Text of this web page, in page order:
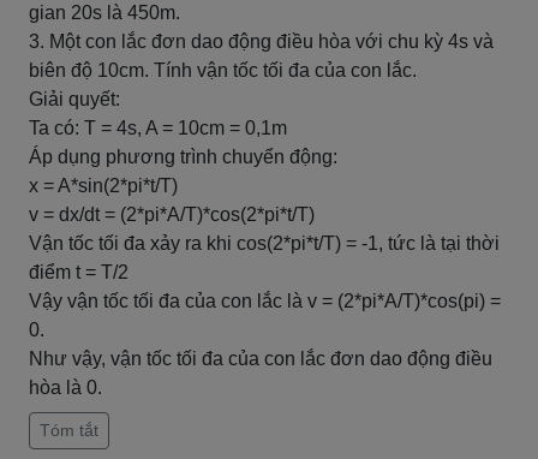
gian 20s là 450m.
3. Một con lắc đơn dao động điều hòa với chu kỳ 4s và
biên độ 10cm. Tính vận tốc tối đa của con lắc.
Giải quyết:
Ta có: T = 4s, A = 10cm = 0,1m
Áp dụng phương trình chuyển động:
x = A*sin(2*pi*t/T)
v = dx/dt = (2*pi*A/T)*cos(2*pi*t/T)
Vận tốc tối đa xảy ra khi cos(2*pi*t/T) = -1, tức là tại thời
điểm t = T/2
Vậy vận tốc tối đa của con lắc là v = (2*pi*A/T)*cos(pi) =
0.
Như vậy, vận tốc tối đa của con lắc đơn dao động điều
hòa là 0.
Tóm tắt